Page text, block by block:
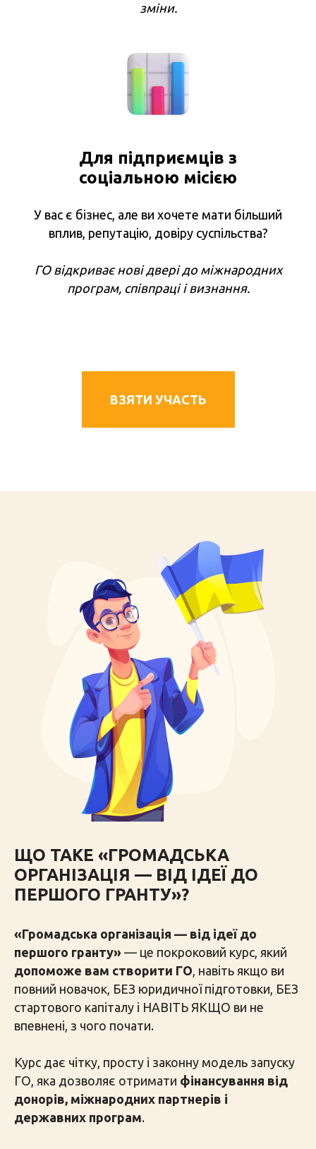
зміни.
Для підприємців з
соціальною місією
У вас є бізнес, але ви хочете мати більший
вплив, репутацію, довіру суспільства?
ГО відкриває нові двері до міжнародних
програм, співпраці і визнання.
ВЗЯТИ УЧАСТЬ
ЩО ТАКЕ «ГРОМАДСЬКА
ОРГАНІЗАЦІЯ — ВІД ІДЕЇ ДО
ПЕРШОГО ГРАНТУ»?
«Громадська організація — від ідеї до
першого гранту» — це покроковий курс, який
допоможе вам створити ГО, навіть якщо ви
повний новачок, БЕЗ юридичної підготовки, БЕЗ
стартового капіталу і НАВІТЬ ЯКЩО ви не
впевнені, з чого почати.
Курс дає чітку, просту і законну модель запуску
ГО, яка дозволяє отримати фінансування від
донорів, міжнародних партнерів і
державних програм.